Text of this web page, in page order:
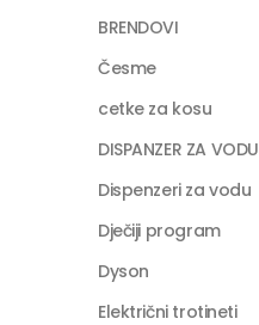
BRENDOVI
Česme
cetke za kosu
DISPANZER ZA VODU
Dispenzeri za vodu
Dječiji program
Dyson
Električni trotineti